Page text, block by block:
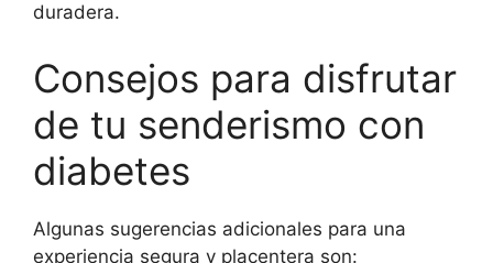
duradera.
Consejos para disfrutar
de tu senderismo con
diabetes
Algunas sugerencias adicionales para una
experiencia segura y placentera son: